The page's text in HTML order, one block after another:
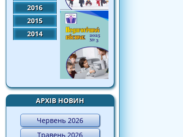
2016
2015
2014
АРХІВ НОВИН
Червень 2026
Травень 2026